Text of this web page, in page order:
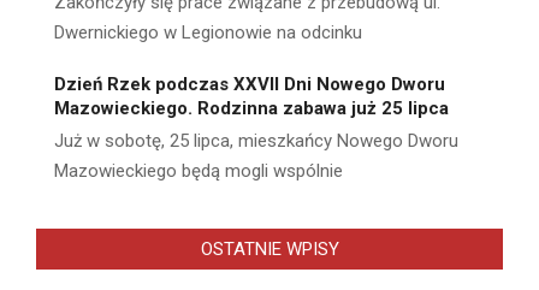
Dwernickiego w Legionowie na odcinku
Dzień Rzek podczas XXVII Dni Nowego Dworu
Mazowieckiego. Rodzinna zabawa już 25 lipca
Już w sobotę, 25 lipca, mieszkańcy Nowego Dworu
Mazowieckiego będą mogli wspólnie
OSTATNIE WPISY